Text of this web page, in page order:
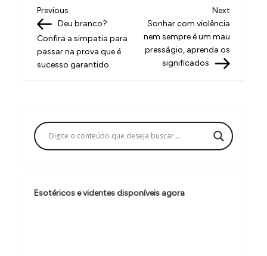
N
a
v
e
ç
ã
d
Previous
Post
Previous
Deu branco?
Confira a simpatia para
passar na prova que é
sucesso garantido
Next
Post
Next
Sonhar com violência
nem sempre é um mau
presságio, aprenda os
significados
Esotéricos e videntes disponíveis agora